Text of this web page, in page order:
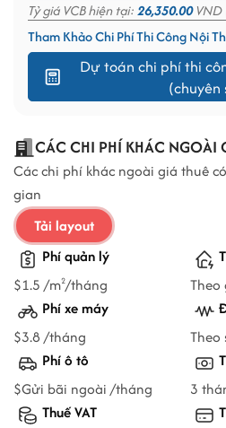
Tỷ giá VCB hiện tại:26,350.00VND
Tham Khảo Chi Phí Thi Công Nội
Dự toán chi phí thi
(chuyên
CÁC CHI PHÍ KHÁC NGOÀI
Các chi phí khác ngoài giá thuê
gian
Tải layout
Phí quản lý
$1.5 /m2/tháng
Theo
Phí xe máy
$3.8 /tháng
Theo
Phí ô tô
$Gửi bãi ngoài /tháng
3
Thuế VAT